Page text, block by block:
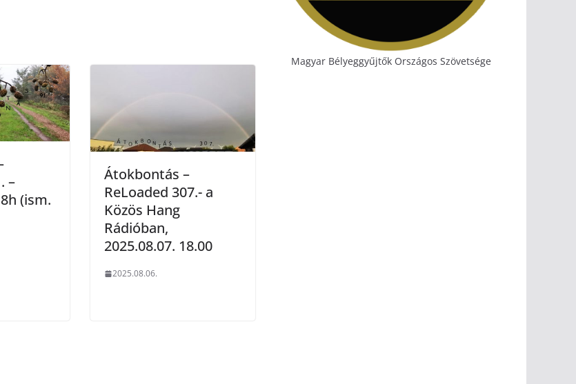
–
(ism.
Átokbontás –
ReLoaded 307.- a
Közös Hang
Rádióban,
2025.08.07. 18.00
2025.08.06.
Magyar Bélyeggyűjtők Országos Szövetsége